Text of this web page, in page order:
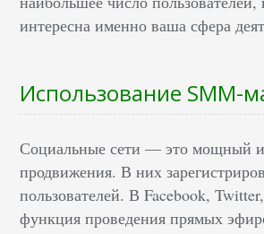
интересна именно ваша сфера
Использование SMM-
Социальные сети — это мощный
продвижения. В них
пользователей. В Facebook,
функция проведения прямых